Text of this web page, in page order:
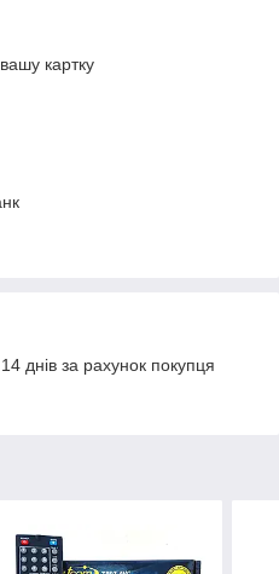
картку
днів за рахунок покупця